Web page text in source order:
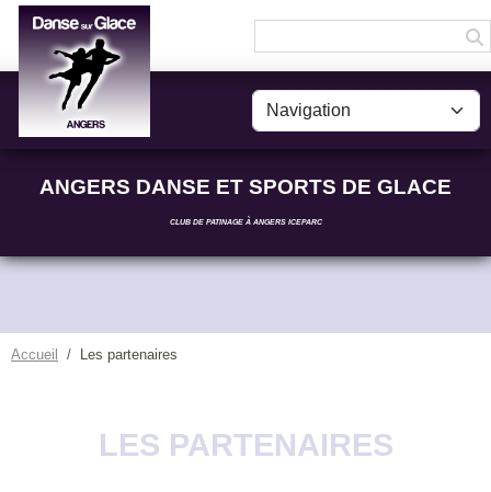
ANGERS DANSE ET SPORTS DE GLACE
CLUB DE PATINAGE À ANGERS ICEPARC
Accueil Les partenaires
LES PARTENAIRES
Panneau de gestion des cookies